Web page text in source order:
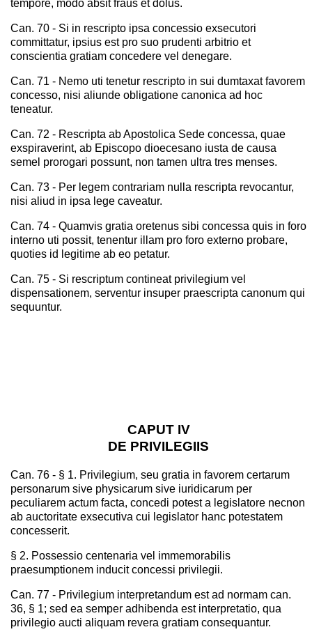
tempore, modo absit fraus et dolus.
Can. 70 - Si in rescripto ipsa concessio exsecutori
committatur, ipsius est pro suo prudenti arbitrio et
conscientia gratiam concedere vel denegare.
Can. 71 - Nemo uti tenetur rescripto in sui dumtaxat favorem
concesso, nisi aliunde obligatione canonica ad hoc
teneatur.
Can. 72 - Rescripta ab Apostolica Sede concessa, quae
exspiraverint, ab Episcopo dioecesano iusta de causa
semel prorogari possunt, non tamen ultra tres menses.
Can. 73 - Per legem contrariam nulla rescripta revocantur,
nisi aliud in ipsa lege caveatur.
Can. 74 - Quamvis gratia oretenus sibi concessa quis in foro
interno uti possit, tenentur illam pro foro externo probare,
quoties id legitime ab eo petatur.
Can. 75 - Si rescriptum contineat privilegium vel
dispensationem, serventur insuper praescripta canonum qui
sequuntur.
CAPUT IV
DE PRIVILEGIIS
Can. 76 - § 1. Privilegium, seu gratia in favorem certarum
personarum sive physicarum sive iuridicarum per
peculiarem actum facta, concedi potest a legislatore necnon
ab auctoritate exsecutiva cui legislator hanc potestatem
concesserit.
§ 2. Possessio centenaria vel immemorabilis
praesumptionem inducit concessi privilegii.
Can. 77 - Privilegium interpretandum est ad normam can.
36, § 1; sed ea semper adhibenda est interpretatio, qua
privilegio aucti aliquam revera gratiam consequantur.